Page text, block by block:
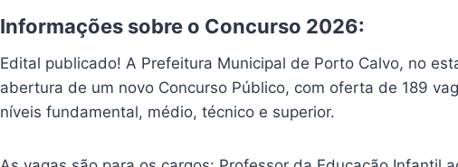
Informações sobre o Concurso 2026:
Edital publicado! A Prefeitura Municipal de Porto Calvo, no
abertura de um novo Concurso Público, com oferta de 189
níveis fundamental, médio, técnico e superior.